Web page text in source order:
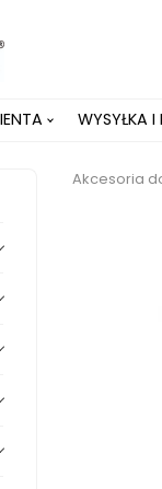
WYSYŁKA I
Akcesoria